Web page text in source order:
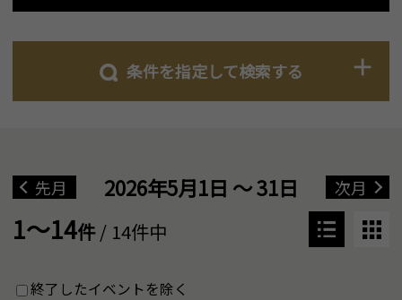
条件を指定して検索する
先月 2026年5月1日 ～ 31日 次月
1～14件/ 14件中
終了したイベントを除く